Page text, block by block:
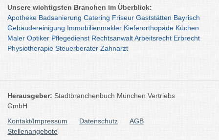
Unsere wichtigsten Branchen im Überblick:
Apotheke Badsanierung Catering Friseur Gaststätten Bayrisch
Gebäudereinigung Immobilienmakler Kieferorthopäde Küchen
Maler Optiker Pflegedienst RechtsanwaltArbeitsrecht Erbrecht
Physiotherapie Steuerberater Zahnarzt
Herausgeber: Stadtbranchenbuch München Vertriebs
GmbH
Kontakt/Impressum
Datenschutz
AGB
Stellenangebote